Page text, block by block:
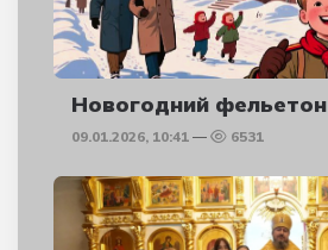
Новогодний фельетон
09.01.2026, 10:41 6531